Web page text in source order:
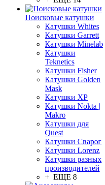
Поисковые катушки
Катушки Whites
Катушки Garrett
Катушки Minelab
Катушки
Teknetics
Катушки Fisher
Катушки Golden
Mask
Катушки XP
Катушки Nokta |
Makro
Катушки для
Quest
Катушки Сварог
Катушки Lorenz
Катушки разных
производителей
+ ЕЩЕ 8